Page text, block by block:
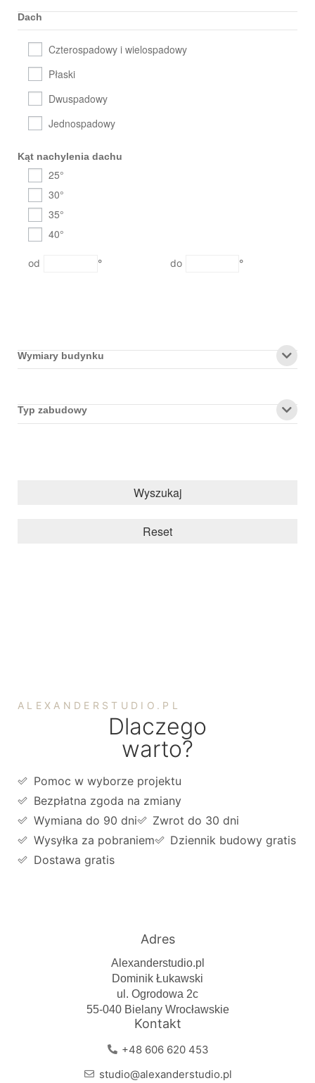
Dach
Jednospadowy
Płaski
Dwuspadowy
Czterospadowy i wielospadowy
Kąt nachylenia dachu
25°
30°
35°
40°
° °
Wymiary budynku
Typ zabudowy
Wyszukaj
Reset
ALEXANDERSTUDIO.PL
Dlaczego
warto?
Pomoc w wyborze projektu
Bezpłatna zgoda na zmiany
Wymiana do 90 dni
Zwrot do 30 dni
Wysyłka za pobraniem
Dziennik budowy gratis
Dostawa gratis
Adres
Alexanderstudio.pl
Dominik Łukawski
ul. Ogrodowa 2c
55-040 Bielany Wrocławskie
Kontakt
+48 606 620 453
studio@alexanderstudio.pl